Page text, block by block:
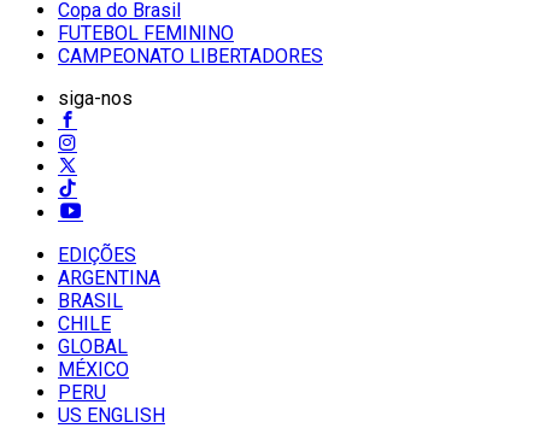
Copa do Brasil
FUTEBOL FEMININO
CAMPEONATO LIBERTADORES
siga-nos
EDIÇÕES
ARGENTINA
BRASIL
CHILE
GLOBAL
MÉXICO
PERU
US ENGLISH